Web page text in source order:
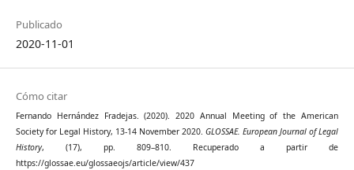
Publicado
2020-11-01
Cómo citar
Fernando Hernández Fradejas. (2020). 2020 Annual Meeting of the American
Society for Legal History, 13-14 November 2020.GLOSSAE. European Journal of Legal
History, (17), pp. 809–810. Recuperado a partir de
https://glossae.eu/glossaeojs/article/view/437